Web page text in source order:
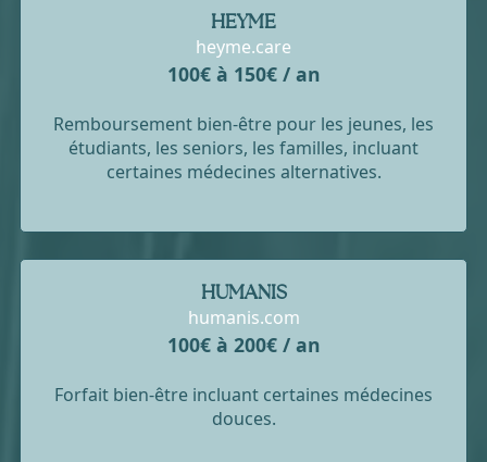
HEYME
heyme.care
100€ à 150€ / an
Remboursement bien-être pour les jeunes, les
étudiants, les seniors, les familles, incluant
certaines médecines alternatives.
HUMANIS
humanis.com
100€ à 200€ / an
Forfait bien-être incluant certaines médecines
douces.